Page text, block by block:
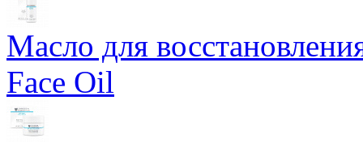
Масло для
Face Oil